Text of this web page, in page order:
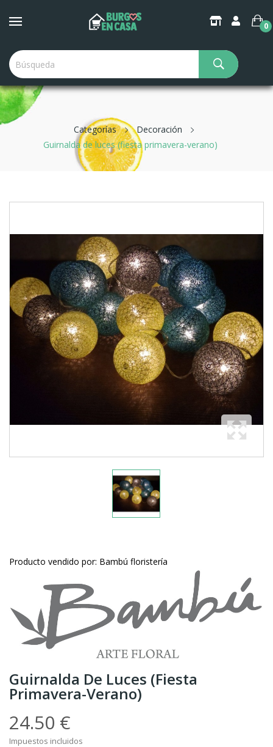
0
Categorías
Decoración
Guirnalda de luces (fiesta primavera-verano)
Producto vendido por: Bambú floristería
Guirnalda De Luces (fiesta
Primavera-Verano)
24.50 €
Impuestos incluidos